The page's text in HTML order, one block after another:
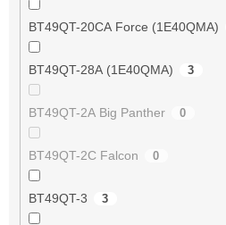
BT49QT-20CA Force (1E40QMA)
BT49QT-28A (1E40QMA) 3
BT49QT-2A Big Panther 0
BT49QT-2C Falcon 0
BT49QT-3 3